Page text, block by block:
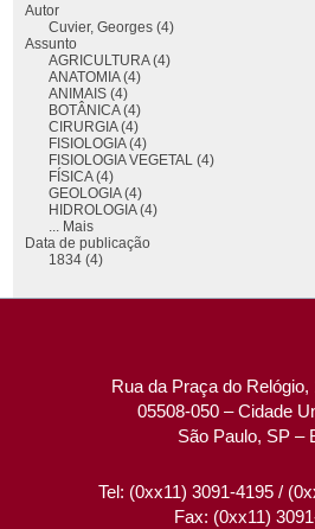
Autor
Cuvier, Georges (4)
Assunto
AGRICULTURA (4)
ANATOMIA (4)
ANIMAIS (4)
BOTÂNICA (4)
CIRURGIA (4)
FISIOLOGIA (4)
FISIOLOGIA VEGETAL (4)
FÍSICA (4)
GEOLOGIA (4)
HIDROLOGIA (4)
... Mais
Data de publicação
1834 (4)
Rua da Praça do Relógio,
05508-050 – Cidade
São Paulo, SP –
Tel: (0xx11) 3091-4195 /
Fax: (0xx11)